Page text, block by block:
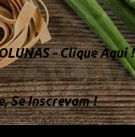
- Clique Aqui !
Se Inscrevam !